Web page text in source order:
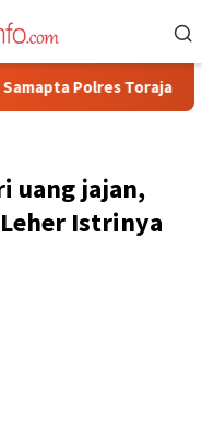
Patroli Dialogis
uang jajan,
Istrinya